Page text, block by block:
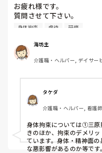
お疲れ様です。
質問させて下さい。
今年度4月から虐待防止等
されている事業所がありま
2つ合わせて虐待防止研修
多いと思いますがもし分
す。宜しくお願いします。
身体拘束 虐待 研修
海坊主
介護職・ヘルパー, デイサー
タケダ
介護職・ヘルパー, 看護
身体拘束については①三
きのほか、拘束のデメリ
ています。身体・精神面
な悪影響があるのか等です